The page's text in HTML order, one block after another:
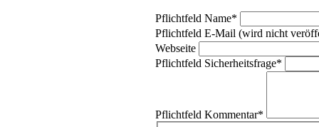
Pflichtfeld Name*
Pflichtfeld E-Mail (wird nicht
Webseite
Pflichtfeld Sicherheitsfrage*
Pflichtfeld Kommentar*